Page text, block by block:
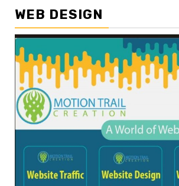
WEB DESIGN